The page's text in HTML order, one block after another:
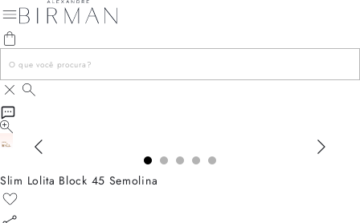
Slim Lolita Block 45 Semolina